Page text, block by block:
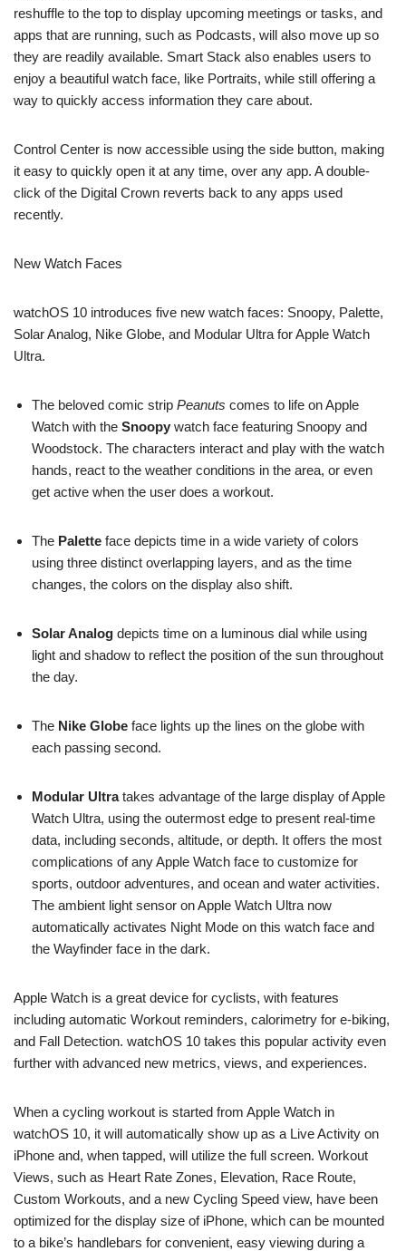
reshuffle to the top to display upcoming meetings or tasks, and
apps that are running, such as Podcasts, will also move up so
they are readily available. Smart Stack also enables users to
enjoy a beautiful watch face, like Portraits, while still offering a
way to quickly access information they care about.
Control Center is now accessible using the side button, making
it easy to quickly open it at any time, over any app. A double-
click of the Digital Crown reverts back to any apps used
recently.
New Watch Faces
watchOS 10 introduces five new watch faces: Snoopy, Palette,
Solar Analog, Nike Globe, and Modular Ultra for Apple Watch
Ultra.
The beloved comic strip Peanuts comes to life on Apple
Watch with the Snoopy watch face featuring Snoopy and
Woodstock. The characters interact and play with the watch
hands, react to the weather conditions in the area, or even
get active when the user does a workout.
The Palette face depicts time in a wide variety of colors
using three distinct overlapping layers, and as the time
changes, the colors on the display also shift.
Solar Analog depicts time on a luminous dial while using
light and shadow to reflect the position of the sun throughout
the day.
The Nike Globe face lights up the lines on the globe with
each passing second.
Modular Ultratakes advantage of the large display of Apple
Watch Ultra, using the outermost edge to present real-time
data, including seconds, altitude, or depth. It offers the most
complications of any Apple Watch face to customize for
sports, outdoor adventures, and ocean and water activities.
The ambient light sensor on Apple Watch Ultra now
automatically activates Night Mode on this watch face and
the Wayfinder face in the dark.
Apple Watch is a great device for cyclists, with features
including automatic Workout reminders, calorimetry for e-biking,
and Fall Detection. watchOS 10 takes this popular activity even
further with advanced new metrics, views, and experiences.
When a cycling workout is started from Apple Watch in
watchOS 10, it will automatically show up as a Live Activity on
iPhone and, when tapped, will utilize the full screen. Workout
Views, such as Heart Rate Zones, Elevation, Race Route,
Custom Workouts, and a new Cycling Speed view, have been
optimized for the display size of iPhone, which can be mounted
to a bike’s handlebars for convenient, easy viewing during a